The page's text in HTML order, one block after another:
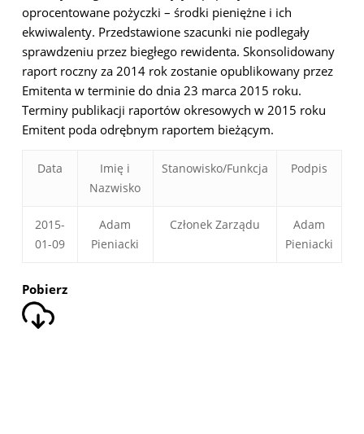
oprocentowane pożyczki – środki pieniężne i ich
ekwiwalenty. Przedstawione szacunki nie podlegały
sprawdzeniu przez biegłego rewidenta. Skonsolidowany
raport roczny za 2014 rok zostanie opublikowany przez
Emitenta w terminie do dnia 23 marca 2015 roku.
Terminy publikacji raportów okresowych w 2015 roku
Emitent poda odrębnym raportem bieżącym.
Data
Imię i
Nazwisko
Stanowisko/Funkcja Podpis
2015-
01-09
Adam
Pieniacki
Członek Zarządu
Adam
Pieniacki
Pobierz